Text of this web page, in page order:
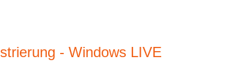
- Windows LIVE